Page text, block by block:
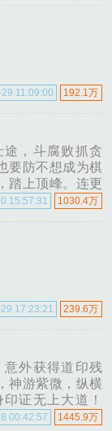
192.1万
11:09:00
，斗腐败抓贪
要防不想成为棋
踏上顶峰。连更
家请顺手点一
1030.4万
15:57:31
239.6万
17:23:21
外获得道印残
神游紫微，纵横
证无上大道！
，欢迎亲们加
1445.9万
00:42:57